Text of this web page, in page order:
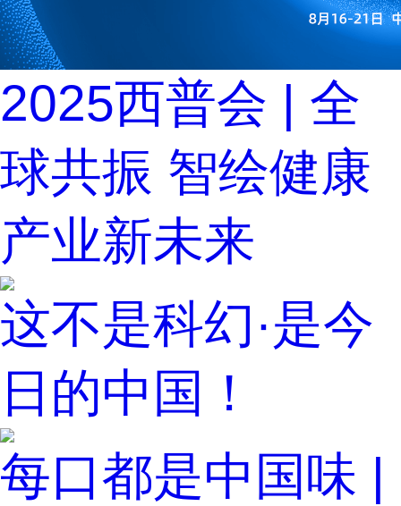
2025西普会 | 全
球共振 智绘健康
产业新未来
这不是科幻·是今
日的中国！
每口都是中国味 |